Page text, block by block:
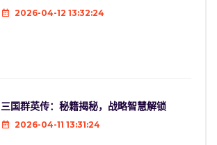
2026-04-12 13:32:24
三国群英传：秘籍揭秘，战略智慧解锁
2026-04-11 13:31:24